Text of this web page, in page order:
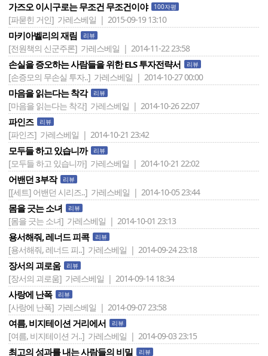
가즈오 이시구로는 무조건 무조건이야 100자평
[파묻힌 거인] 가레스베일 | 2015-09-19 13:10
마키아벨리의 재림 리뷰
[전원책의 신군주론] 가레스베일 | 2014-11-22 23:58
손실을 증오하는 사람들을 위한 ELS 투자전략서 리뷰
[손증모의 무손실 투자..] 가레스베일 | 2014-10-27 00:00
마음을 읽는다는 착각 리뷰
[마음을 읽는다는 착각] 가레스베일 | 2014-10-26 22:07
파인즈 리뷰
[파인즈] 가레스베일 | 2014-10-21 23:42
모두들 하고 있습니까 리뷰
[모두들 하고 있습니까] 가레스베일 | 2014-10-21 22:02
어밴던 3부작 리뷰
[[세트] 어밴던 시리즈..] 가레스베일 | 2014-10-05 23:44
몸을 긋는 소녀 리뷰
[몸을 긋는 소녀] 가레스베일 | 2014-10-01 23:13
용서해줘, 레너드 피콕 리뷰
[용서해줘, 레너드 피..] 가레스베일 | 2014-09-24 23:18
장서의 괴로움 리뷰
[장서의 괴로움] 가레스베일 | 2014-09-14 18:34
사랑에 난폭 리뷰
[사랑에 난폭] 가레스베일 | 2014-09-07 23:58
여름, 비지테이션 거리에서 리뷰
[여름, 비지테이션 거..] 가레스베일 | 2014-09-03 23:15
최고의 성과를 내는 사람들의 비밀 리뷰